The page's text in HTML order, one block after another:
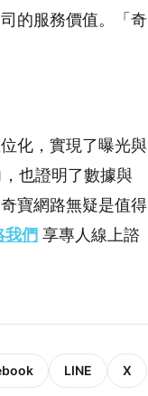
的服務價值。「奇
化，實現了曝光與
也證明了數據與
寶網路無疑是值得
我們 享專人線上諮
LINE X